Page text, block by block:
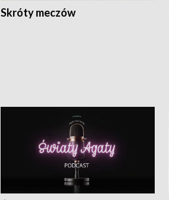
Skróty meczów